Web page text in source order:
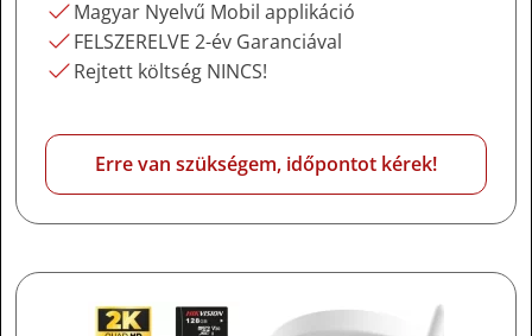
Magyar Nyelvű Mobil applikáció
FELSZERELVE 2-év Garanciával
Rejtett költség NINCS!
Erre van szükségem, időpontot kérek!